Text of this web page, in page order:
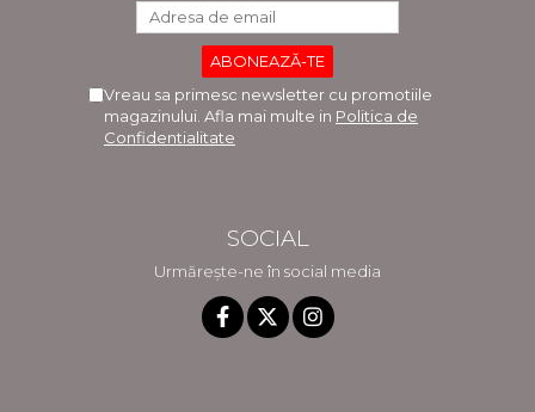
Vreau sa primesc newsletter cu promotiile
magazinului. Afla mai multe in Politica de
Confidentialitate
SOCIAL
Urmărește-ne în social media